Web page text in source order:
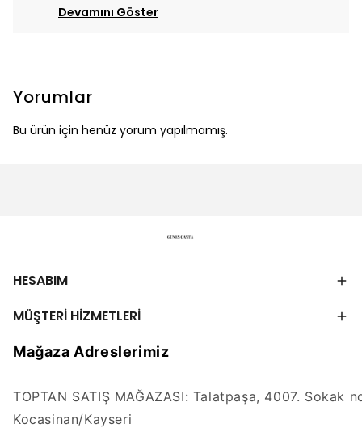
Devamını Göster
Yorumlar
Bu ürün için henüz yorum yapılmamış.
HESABIM
MÜŞTERİ HİZMETLERİ
Mağaza Adreslerimiz
TOPTAN SATIŞ MAĞAZASI: Talatpaşa, 4007. Sokak
Kocasinan/Kayseri